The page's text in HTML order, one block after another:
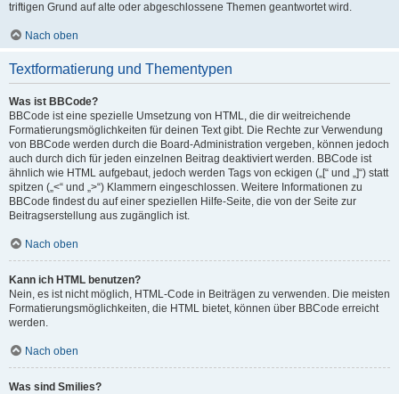
triftigen Grund auf alte oder abgeschlossene Themen geantwortet wird.
Nach oben
Textformatierung und Thementypen
Was ist BBCode?
BBCode ist eine spezielle Umsetzung von HTML, die dir weitreichende
Formatierungsmöglichkeiten für deinen Text gibt. Die Rechte zur Verwendung
von BBCode werden durch die Board-Administration vergeben, können jedoch
auch durch dich für jeden einzelnen Beitrag deaktiviert werden. BBCode ist
ähnlich wie HTML aufgebaut, jedoch werden Tags von eckigen („[“ und „]“) statt
spitzen („<“ und „>“) Klammern eingeschlossen. Weitere Informationen zu
BBCode findest du auf einer speziellen Hilfe-Seite, die von der Seite zur
Beitragserstellung aus zugänglich ist.
Nach oben
Kann ich HTML benutzen?
Nein, es ist nicht möglich, HTML-Code in Beiträgen zu verwenden. Die meisten
Formatierungsmöglichkeiten, die HTML bietet, können über BBCode erreicht
werden.
Nach oben
Was sind Smilies?